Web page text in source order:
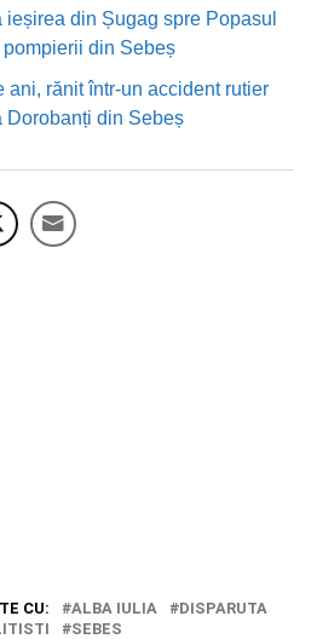
din Șugag spre Popasul
din Sebeș
ani, rănit într-un accident rutier
Dorobanți din Sebeș
CU: ALBA IULIA
DISPARUTA
SEBES